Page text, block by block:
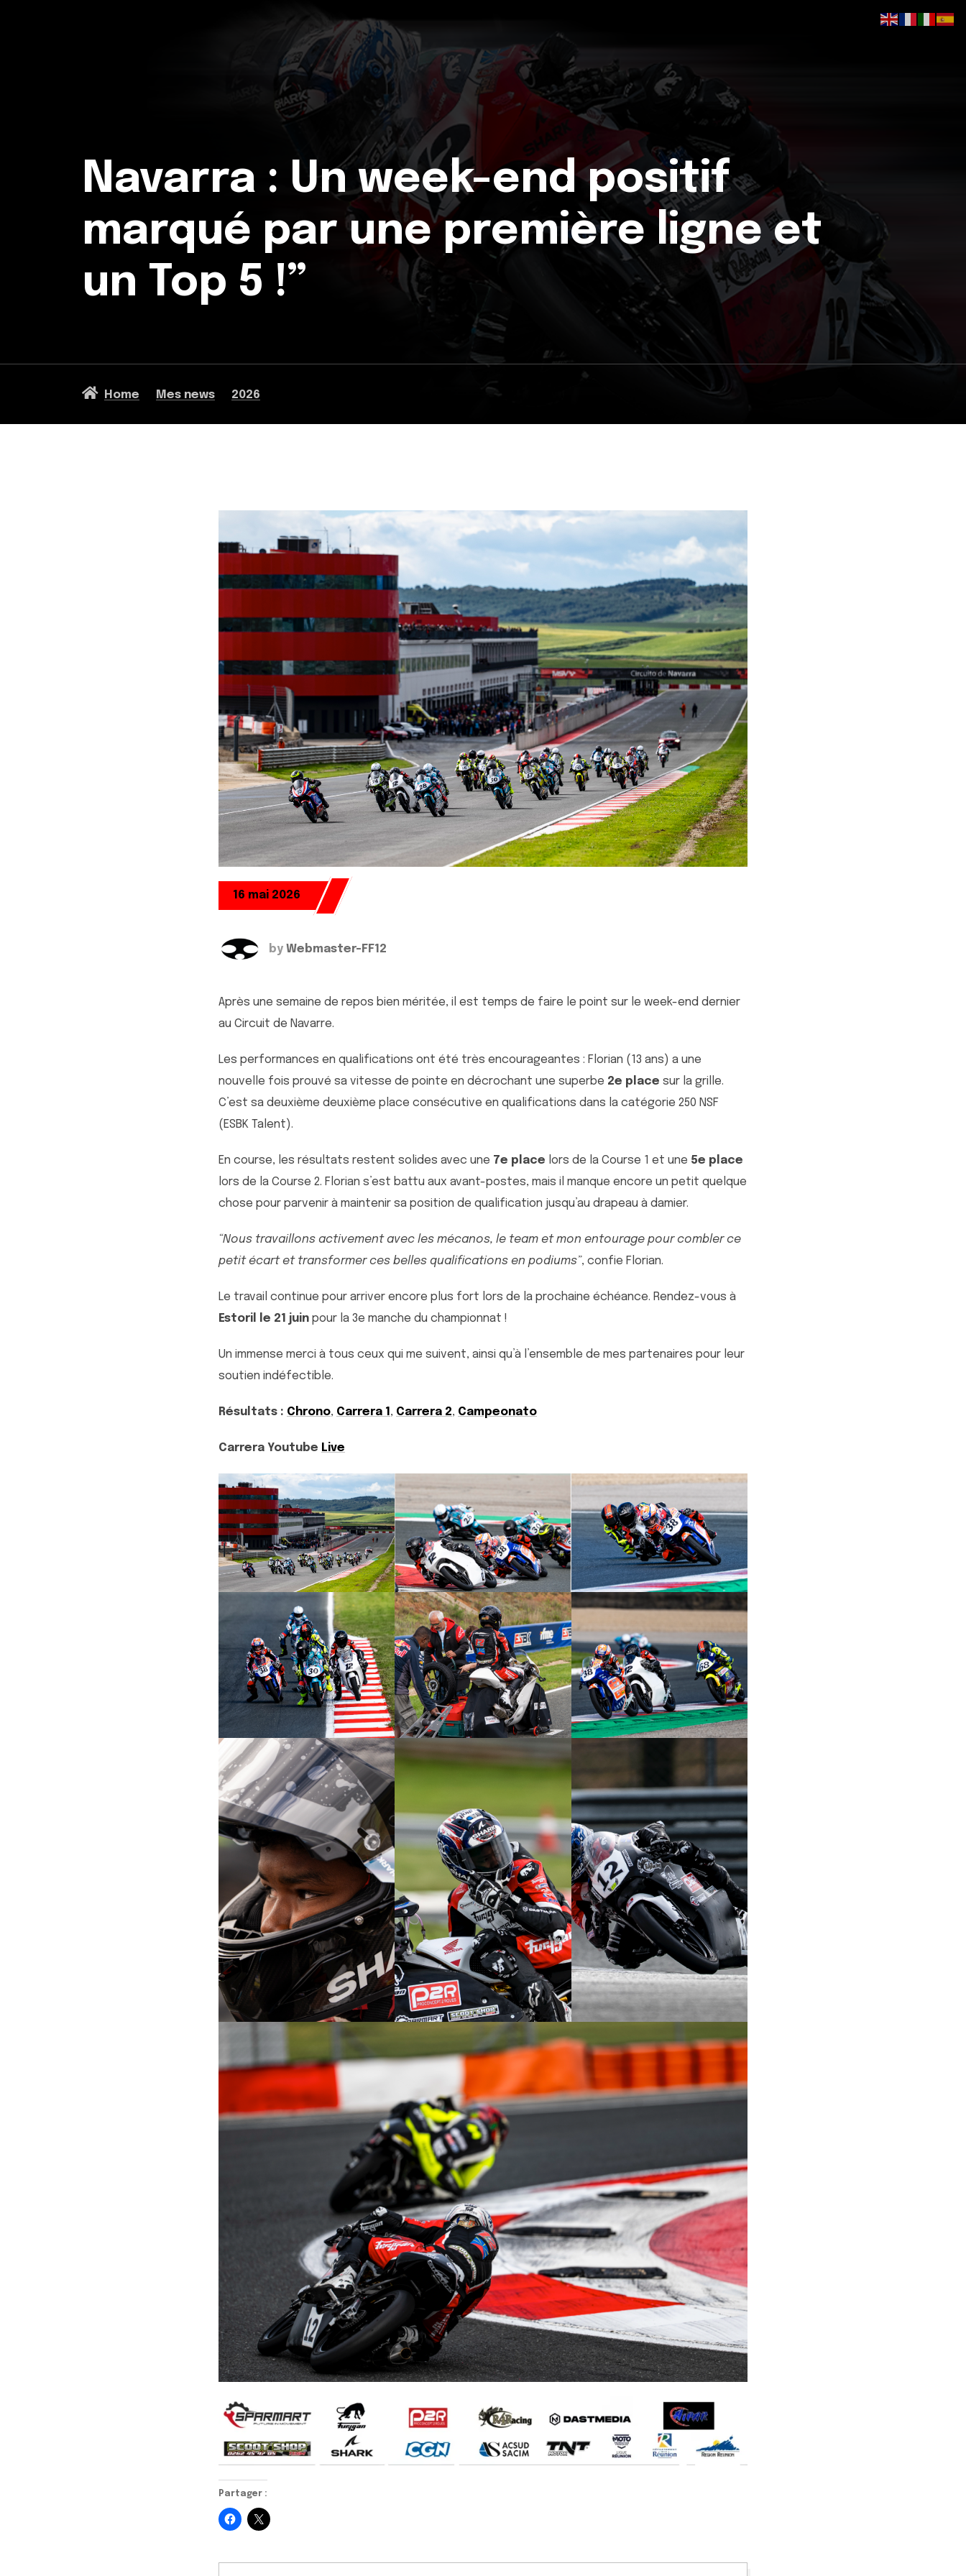
Navarra : Un week-end positif
marqué par une première ligne et
un Top 5 !”
Home Mes news 2026
16 mai 2026
by Webmaster-FF12
Après une semaine de repos bien méritée, il est temps de faire le point sur le week-end dernier
au Circuit de Navarre.
Les performances en qualifications ont été très encourageantes : Florian (13 ans) a une
nouvelle fois prouvé sa vitesse de pointe en décrochant une superbe 2e place sur la grille.
C’est sa deuxième deuxième place consécutive en qualifications dans la catégorie 250 NSF
(ESBK Talent).
En course, les résultats restent solides avec une 7e place lors de la Course 1 et une 5e place
lors de la Course 2. Florian s’est battu aux avant-postes, mais il manque encore un petit quelque
chose pour parvenir à maintenir sa position de qualification jusqu’au drapeau à damier.
“Nous travaillons activement avec les mécanos, le team et mon entourage pour combler ce
petit écart et transformer ces belles qualifications en podiums”, confie Florian.
Le travail continue pour arriver encore plus fort lors de la prochaine échéance. Rendez-vous à
Estoril le 21 juin pour la 3e manche du championnat !
Un immense merci à tous ceux qui me suivent, ainsi qu’à l’ensemble de mes partenaires pour leur
soutien indéfectible.
Résultats : Chrono, Carrera 1 , Carrera 2, Campeonato
Carrera Youtube Live
Partager :